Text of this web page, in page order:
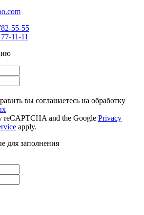
55-55
11-11
вы соглашаетесь на обработку
reCAPTCHA and the Google Privacy
apply.
для заполнения